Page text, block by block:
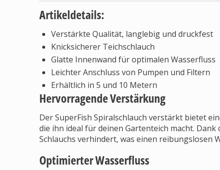
Artikeldetails:
Verstärkte Qualität, langlebig und druckfest
Knicksicherer Teichschlauch
Glatte Innenwand für optimalen Wasserfluss
Leichter Anschluss von Pumpen und Filtern
Erhältlich in 5 und 10 Metern
Hervorragende Verstärkung
Der SuperFish Spiralschlauch verstärkt bietet
die ihn ideal für deinen Gartenteich macht.
Schlauchs verhindert, was einen reibungslosen
Optimierter Wasserfluss